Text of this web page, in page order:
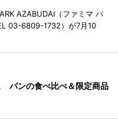
AZABUDAI（ファミマ パ
03-6809-1732）が7月10
パンの食べ比べ＆限定商品